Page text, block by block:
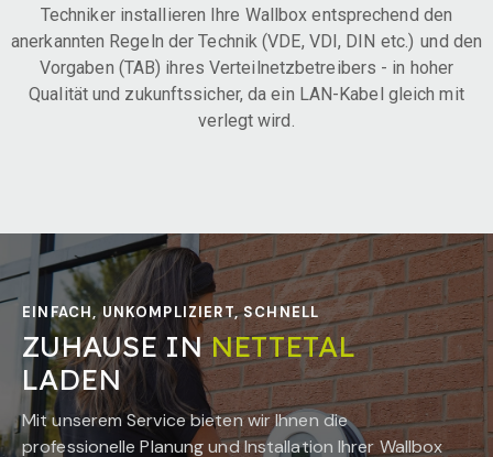
Techniker installieren Ihre Wallbox entsprechend den
anerkannten Regeln der Technik (VDE, VDI, DIN etc.) und den
Vorgaben (TAB) ihres Verteilnetzbetreibers - in hoher
Qualität und zukunftssicher, da ein LAN-Kabel gleich mit
verlegt wird.
EINFACH, UNKOMPLIZIERT, SCHNELL
ZUHAUSE INNETTETAL
LADEN
Mit unserem Service bieten wir Ihnen die
professionelle Planung und Installation Ihrer Wallbox